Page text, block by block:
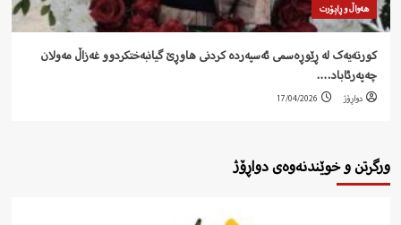
هەواڵ و ڕاپۆرت
کورتەیەک لە ڕێوڕەسمی ئەسپەردە کردنی هاوڕێ گیانبەختکردوو غەزاڵ مەولان
چەپەرئاباد….
دواڕۆژ 17/04/2026
ورگرتن و خوێندنەوەی دواڕۆژ